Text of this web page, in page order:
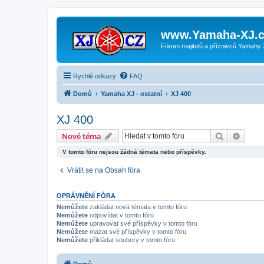
www.Yamaha-
Fórum majitelů a příznivců Yamahy
Rychlé odkazy FAQ
Domů Yamaha XJ - ostatní XJ 400
XJ 400
Nové téma Hledat
V tomto fóru nejsou žádná témata nebo příspěvky.
Vrátit se na Obsah fóra
OPRÁVNĚNÍ FÓRA
Nemůžete zakládat nová témata v tomto fóru
Nemůžete odpovídat v tomto fóru
Nemůžete upravovat své příspěvky v tomto fóru
Nemůžete mazat své příspěvky v tomto fóru
Nemůžete přikládat soubory v tomto fóru